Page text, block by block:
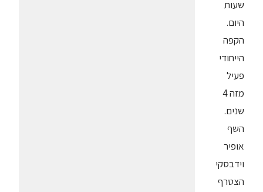
שעות
היום.
הקפה
הייחודי
פעיל
מזה 4
שנים.
השף
אופיר
וידבסקי
הצטרף